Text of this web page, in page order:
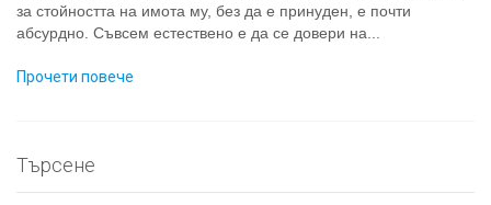
за стойността на имота му, без да е принуден, е почти
абсурдно. Съвсем естествено е да се довери на...
Прочети повече
Търсене